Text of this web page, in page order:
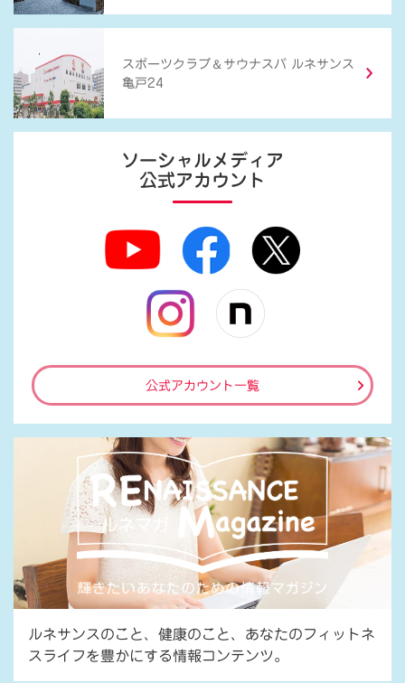
スポーツクラブ ＆ サウナスパ ルネサンス
亀戸24
ソーシャルメディア
公式アカウント
公式アカウント一覧
ルネサンスのこと、健康のこと、あなたのフィットネ
スライフを豊かにする情報コンテンツ。